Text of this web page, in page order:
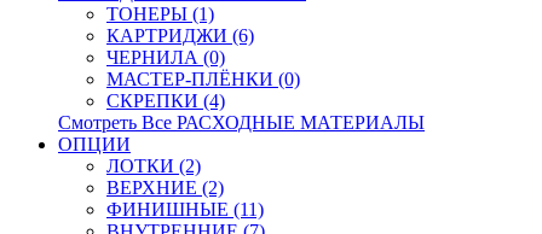
ТОНЕРЫ (1)
КАРТРИДЖИ (6)
ЧЕРНИЛА (0)
МАСТЕР-ПЛЁНКИ (0)
СКРЕПКИ (4)
Смотреть Все РАСХОДНЫЕ МАТЕРИАЛЫ
ОПЦИИ
ЛОТКИ (2)
ВЕРХНИЕ (2)
ФИНИШНЫЕ (11)